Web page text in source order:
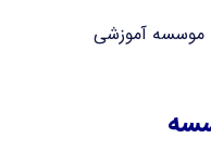
موسسه آموزشی